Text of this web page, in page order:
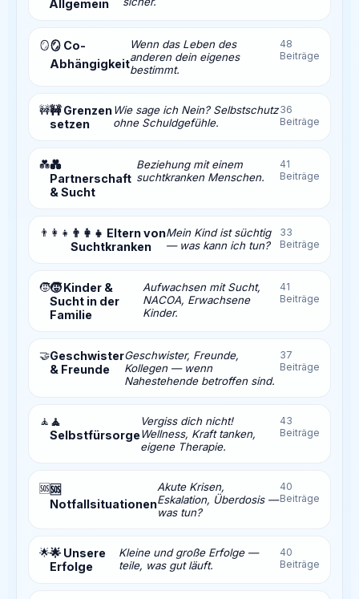
Allgemein
🪞🪞 Co-
Abhängigkeit
Wenn das Leben des
anderen dein eigenes
bestimmt.
48
Beiträge
🚧🚧 Grenzen
setzen
Wie sage ich Nein? Selbstschutz
ohne Schuldgefühle.
36
Beiträge
💑💑
Partnerschaft
& Sucht
Beziehung mit einem
suchtkranken Menschen.
41
Beiträge
👨‍👩‍👧 👨‍👩‍👧 Eltern von
Suchtkranken
Mein Kind ist süchtig
— was kann ich tun?
33
Beiträge
🧒🧒 Kinder &
Sucht in der
Familie
Aufwachsen mit Sucht,
NACOA, Erwachsene
Kinder.
41
Beiträge
🤝Geschwister
& Freunde
Geschwister, Freunde,
Kollegen — wenn
Nahestehende betroffen sind.
37
Beiträge
🧘 🧘
Selbstfürsorge
Vergiss dich nicht!
Wellness, Kraft tanken,
eigene Therapie.
43
Beiträge
🆘🆘
Notfallsituationen
Akute Krisen,
Eskalation, Überdosis —
was tun?
40
Beiträge
🌟🌟 Unsere
Erfolge
Kleine und große Erfolge —
teile, was gut läuft.
40
Beiträge